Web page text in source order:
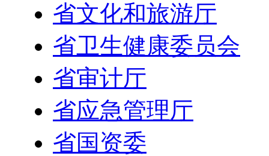
省文化和旅游厅
省卫生健康委员会
省审计厅
省应急管理厅
省国资委